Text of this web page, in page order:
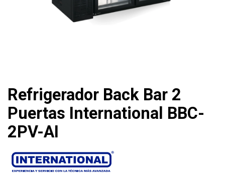
Refrigerador Back Bar 2
Puertas International BBC-
2PV-AI